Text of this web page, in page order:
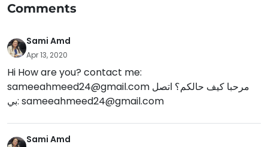
Comments
Sami Amd
Apr 13, 2020
Hi How are you? contact me:
sameeahmeed24@gmail.com
بي: sameeahmeed24@gmail.com
Sami Amd